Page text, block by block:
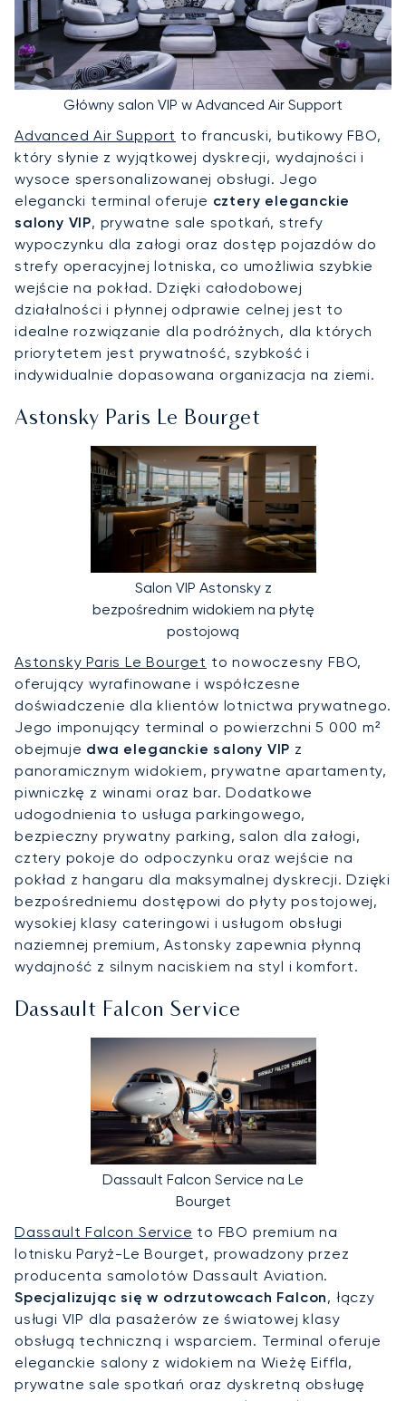
Główny salon VIP w Advanced Air Support
Advanced Air Support to francuski, butikowy FBO,
który słynie z wyjątkowej dyskrecji, wydajności i
wysoce spersonalizowanej obsługi. Jego
elegancki terminal oferuje cztery eleganckie
salony VIP, prywatne sale spotkań, strefy
wypoczynku dla załogi oraz dostęp pojazdów do
strefy operacyjnej lotniska, co umożliwia szybkie
wejście na pokład. Dzięki całodobowej
działalności i płynnej odprawie celnej jest to
idealne rozwiązanie dla podróżnych, dla których
priorytetem jest prywatność, szybkość i
indywidualnie dopasowana organizacja na ziemi.
Astonsky Paris Le Bourget
Salon VIP Astonsky z
bezpośrednim widokiem na płytę
postojową
Astonsky Paris Le Bourget to nowoczesny FBO,
oferujący wyrafinowane i współczesne
doświadczenie dla klientów lotnictwa prywatnego.
Jego imponujący terminal o powierzchni 5 000 m²
obejmuje dwa eleganckie salony VIP z
panoramicznym widokiem, prywatne apartamenty,
piwniczkę z winami oraz bar. Dodatkowe
udogodnienia to usługa parkingowego,
bezpieczny prywatny parking, salon dla załogi,
cztery pokoje do odpoczynku oraz wejście na
pokład z hangaru dla maksymalnej dyskrecji. Dzięki
bezpośredniemu dostępowi do płyty postojowej,
wysokiej klasy cateringowi i usługom obsługi
naziemnej premium, Astonsky zapewnia płynną
wydajność z silnym naciskiem na styl i komfort.
Dassault Falcon Service
Dassault Falcon Service na Le
Bourget
Dassault Falcon Service to FBO premium na
lotnisku Paryż-Le Bourget, prowadzony przez
producenta samolotów Dassault Aviation.
Specjalizując się w odrzutowcach Falcon, łączy
usługi VIP dla pasażerów ze światowej klasy
obsługą techniczną i wsparciem. Terminal oferuje
eleganckie salony z widokiem na Wieżę Eiffla,
prywatne sale spotkań oraz dyskretną obsługę